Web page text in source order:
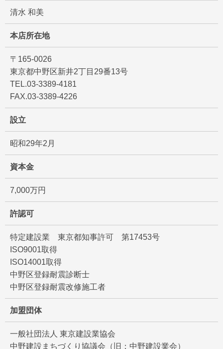
清水 和美
本店所在地
〒165-0026
東京都中野区新井2丁目29番13号
TEL.03-3389-4181
FAX.03-3389-4226
設立
昭和29年2月
資本金
7,000万円
許認可
特定建設業 東京都知事許可 第17453号
ISO9001取得
ISO14001取得
中野区登録耐震診断士
中野区登録耐震改修施工者
加盟団体
一般社団法人 東京建設業協会
中野建設まちづくり協議会（旧：中野建設業会）